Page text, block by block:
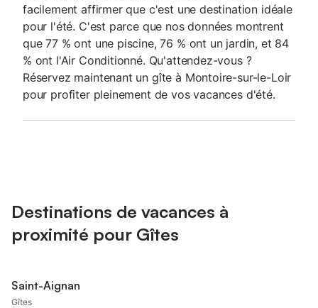
facilement affirmer que c'est une destination idéale
pour l'été. C'est parce que nos données montrent
que 77 % ont une piscine, 76 % ont un jardin, et 84
% ont l'Air Conditionné. Qu'attendez-vous ?
Réservez maintenant un gîte à Montoire-sur-le-Loir
pour profiter pleinement de vos vacances d'été.
Destinations de vacances à
proximité pour Gîtes
Saint-Aignan
Gîtes